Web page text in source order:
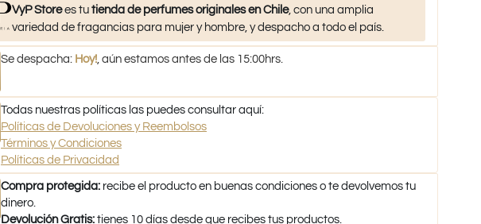
VyP Storees tutienda de perfumes originales en Chile, con una amplia
variedad de fragancias para mujer y hombre, y despacho a todo el país.
Se despacha: Hoy! , aún estamos antes de las 15:00hrs.
Todas nuestras políticas las puedes consultar aquí:
Políticas de Devoluciones y Reembolsos
Términos y Condiciones
Políticas de Privacidad
Compra protegida: recibe el producto en buenas condiciones o te devolvemos tu
dinero.
Devolución Gratis: tienes 10 días desde que recibes tus productos.